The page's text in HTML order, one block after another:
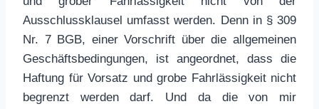
Ausschlussklausel umfasst werden. Denn in § 309
Nr. 7 BGB, einer Vorschrift über die allgemeinen
Geschäftsbedingungen, ist angeordnet, dass die
Haftung für Vorsatz und grobe Fahrlässigkeit nicht
begrenzt werden darf. Und da die von mir